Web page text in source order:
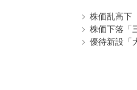
株価乱高下
株価下落「
優待新設「